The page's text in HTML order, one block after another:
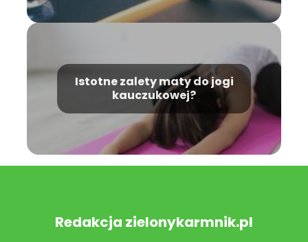
Istotne zalety maty do jogi
kauczukowej?
Redakcja zielonykarmnik.pl